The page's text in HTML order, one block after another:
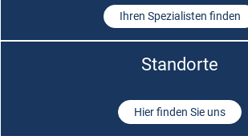
Ihren Spezialisten finden
Standorte
Hier finden Sie uns